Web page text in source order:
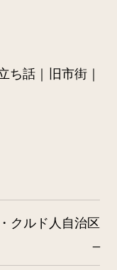
ち話｜旧市街｜
クルド人自治区